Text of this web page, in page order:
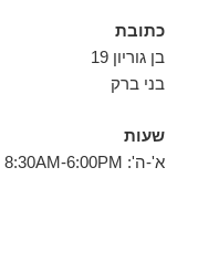
כתובת
בן גוריון 19
בני ברק
שעות
א'-ה': 8:30AM-6:00PM